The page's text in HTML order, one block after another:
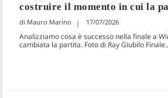
costruire il momento in cui la
Mauro Marino 17/07/2026
Analizziamo cosa è successo nella finale a
cambiata la partita. Foto di Ray Giubilo